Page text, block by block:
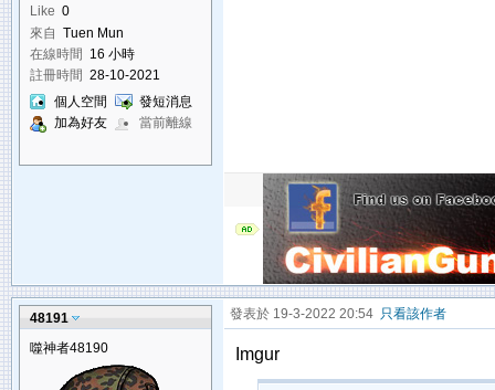
Like 0
來自 Tuen Mun
在線時間 16 小時
註冊時間 28-10-2021
個人空間
發短消息
加為好友
當前離線
48191
噬神者48190
發表於 19-3-2022 20:54 只看該作者
Imgur